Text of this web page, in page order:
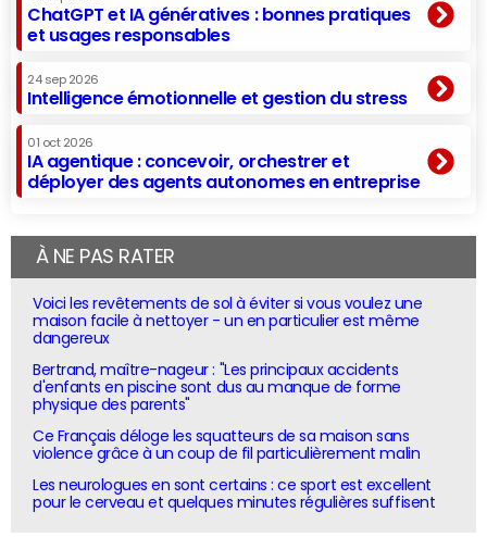
ChatGPT et IA génératives : bonnes pratiques
et usages responsables
24 sep 2026
Intelligence émotionnelle et gestion du stress
01 oct 2026
IA agentique : concevoir, orchestrer et
déployer des agents autonomes en entreprise
À NE PAS RATER
Voici les revêtements de sol à éviter si vous voulez une
maison facile à nettoyer - un en particulier est même
dangereux
Bertrand, maître-nageur : "Les principaux accidents
d'enfants en piscine sont dus au manque de forme
physique des parents"
Ce Français déloge les squatteurs de sa maison sans
violence grâce à un coup de fil particulièrement malin
Les neurologues en sont certains : ce sport est excellent
pour le cerveau et quelques minutes régulières suffisent